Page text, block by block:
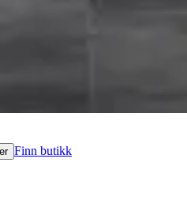
Finn butikk